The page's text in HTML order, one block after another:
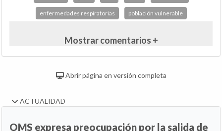
enfermedades respiratorias población vulnerable
Mostrar comentarios +
Abrir página en versión completa
ACTUALIDAD
OMS expresa preocupación por la salida de